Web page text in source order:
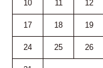
10 11 12
17 18 19
24 25 26